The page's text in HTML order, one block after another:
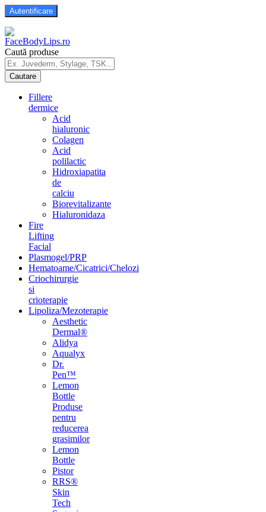
Caută produse
Fillere
dermice
Acid
hialuronic
Colagen
Acid
polilactic
Hidroxiapatita
de
calciu
Biorevitalizante
Hialuronidaza
Fire
Lifting
Facial
Plasmogel/PRP
Hematoame/Cicatrici/Chelozi
Criochirurgie
si
crioterapie
Lipoliza/Mezoterapie
Aesthetic
Dermal®
Alidya
Aqualyx
Dr.
Pen™
Lemon
Bottle
Produse
pentru
reducerea
grasimilor
Lemon
Bottle
Pistor
RRS®
Skin
Tech